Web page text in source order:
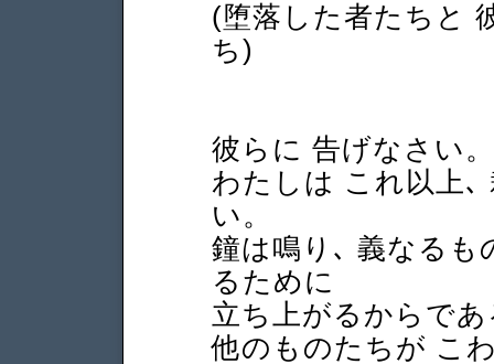
(堕落した者たちと
ち)
彼らに 告げなさい。
わたしは これ以上
い。
鐘は鳴り､ 義なるも
るために
立ち上がるからであ
他のものたちが こ